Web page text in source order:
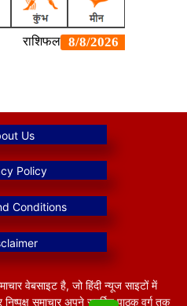
वेबसाइट है, जो हिंदी न्यूज साइटों में
समाचार अपने समर्पित पाठक वर्ग तक